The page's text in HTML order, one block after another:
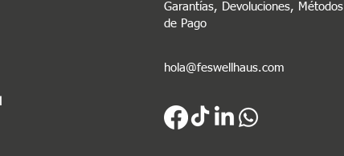
Garantías, Devoluciones, Métodos
de Pago
hola@feswellhaus.com